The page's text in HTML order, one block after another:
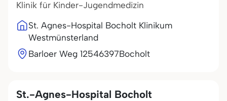
Klinik für Kinder-Jugendmedizin
St. Agnes-Hospital Bocholt Klinikum
Westmünsterland
Barloer Weg 12546397Bocholt
St.-Agnes-Hospital Bocholt